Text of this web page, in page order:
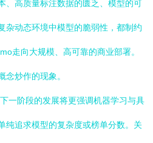
、高质量标注数据的匮乏、模型的可
杂动态环境中模型的脆弱性，都制约
走向大规模、高可靠的商业部署。
念炒作的现象。
下一阶段的发展将更强调机器学习与具
纯追求模型的复杂度或榜单分数。关